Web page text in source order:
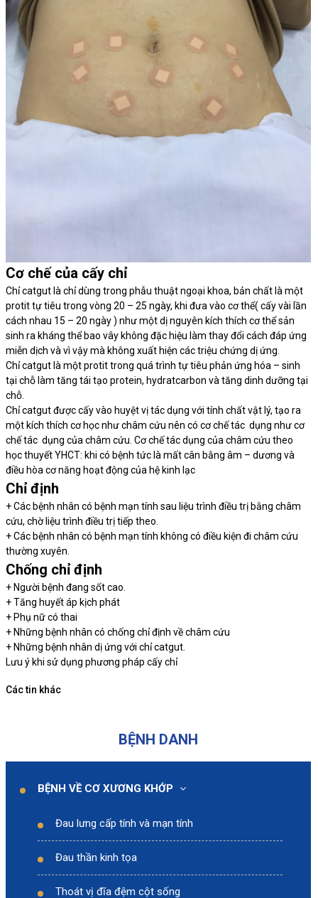
Cơ chế của cấy chỉ
Chỉ catgut là chỉ dùng trong phẫu thuật ngoại khoa, bản chất là một
protit tự tiêu trong vòng 20 – 25 ngày, khi đưa vào cơ thể( cấy vài lần
cách nhau 15 – 20 ngày ) như một dị nguyên kích thích cơ thể sản
sinh ra kháng thể bao vây không đặc hiệu làm thay đổi cách đáp ứng
miễn dịch và vì vậy mà không xuất hiện các triệu chứng dị ứng.
Chỉ catgut là một protit trong quá trình tự tiêu phản ứng hóa – sinh
tại chỗ làm tăng tái tạo protein, hydratcarbon và tăng dinh dưỡng tại
chỗ.
Chỉ catgut được cấy vào huyệt vị tác dụng với tính chất vật lý, tạo ra
một kích thích cơ học như châm cứu nên có cơ chế tác dụng như cơ
chế tác dụng của châm cứu. Cơ chế tác dụng của châm cứu theo
học thuyết YHCT: khi có bệnh tức là mất cân bằng âm – dương và
điều hòa cơ năng hoạt động của hệ kinh lạc
Chỉ định
+ Các bệnh nhân có bệnh mạn tính sau liệu trình điều trị bằng châm
cứu, chờ liệu trình điều trị tiếp theo.
+ Các bệnh nhân có bệnh mạn tính không có điều kiện đi châm cứu
thường xuyên.
Chống chỉ định
+ Người bệnh đang sốt cao.
+ Tăng huyết áp kịch phát
+ Phụ nữ có thai
+ Những bệnh nhân có chống chỉ định về châm cứu
+ Những bệnh nhân dị ứng với chỉ catgut.
Lưu ý khi sử dụng phương pháp cấy chỉ
Các tin khác
BỆNH DANH
BỆNH VỀ CƠ XƯƠNG KHỚP
Đau lưng cấp tính và mạn tính
Đau thần kinh tọa
Thoát vị đĩa đệm cột sống